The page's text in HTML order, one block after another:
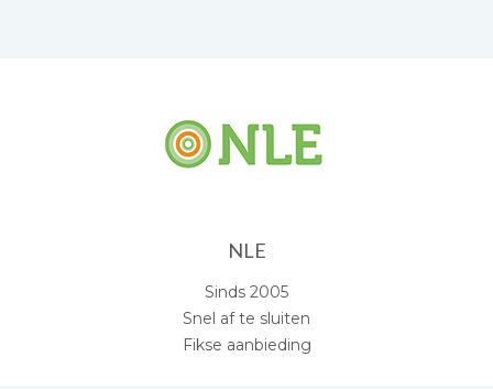
NLE
Sinds 2005
Snel af te sluiten
Fikse aanbieding